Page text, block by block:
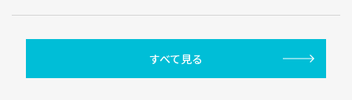
すべて見る